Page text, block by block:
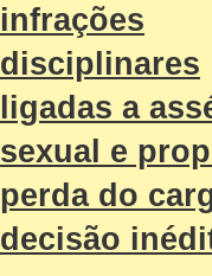
infrações
disciplinares
ligadas a
sexual e
perda do
decisão